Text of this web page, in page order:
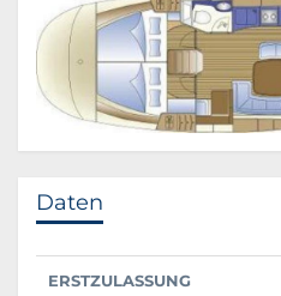
Daten
ERSTZULASSUNG